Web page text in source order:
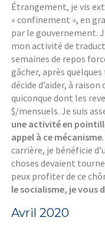
Étrangement, je vis
« confinement », en
par le gouvernement.
mon activité de
semaines de repos
gâcher, après
décide d’aider, à
quiconque dont les
$/mensuels. Je suis
une activité en
appel à ce mécanisme
carrière, je bénéficie
choses devaient
peux profiter de ce
le socialisme, je vous
Avril 2020